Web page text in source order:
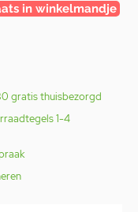
in winkelmandje
gratis thuisbezorgd
1-4